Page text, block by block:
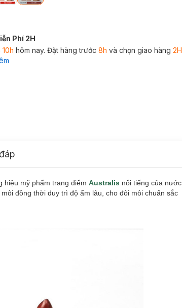
Phí 2H
10h hôm nay. Đặt hàng trước 8h và chọn giao hàng 2H
hiệu mỹ phẩm trang điểm Australis nổi tiếng của nước
đồng thời duy trì độ ẩm lâu, cho đôi môi chuẩn sắc